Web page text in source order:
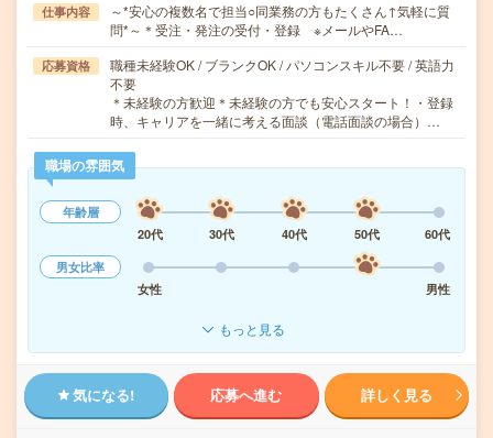
仕事内容
～*安心の複数名で担当○同業務の方もたくさん↑気軽に質
問*～＊受注・発注の受付・登録 ※メールやFA…
応募資格
職種未経験OK / ブランクOK / パソコンスキル不要 / 英語力
不要
＊未経験の方歓迎＊未経験の方でも安心スタート！・登録
時、キャリアを一緒に考える面談（電話面談の場合）…
職場の雰囲気
年齢層
20代
30代 40代 50代
60代
男女比率
女性
男性
もっと見る
気になる! 応募へ進む 詳しく見る